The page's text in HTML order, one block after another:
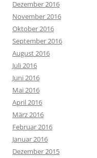
Dezember 2016
November 2016
Oktober 2016
September 2016
August 2016
Juli 2016
Juni 2016
Mai 2016
April 2016
März 2016
Februar 2016
Januar 2016
Dezember 2015